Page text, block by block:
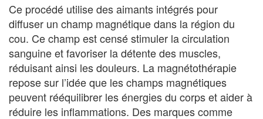
Ce procédé utilise des aimants intégrés pour
diffuser un champ magnétique dans la région du
cou. Ce champ est censé stimuler la circulation
sanguine et favoriser la détente des muscles,
réduisant ainsi les douleurs. La magnétothérapie
repose sur l’idée que les champs magnétiques
peuvent rééquilibrer les énergies du corps et aider à
réduire les inflammations. Des marques comme